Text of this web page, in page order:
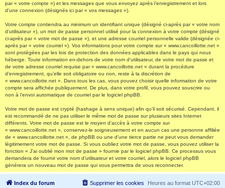
par « votre compte ») et les messages que vous envoyez après l’enregistrement et lors
d’une connexion (désignés ici par « vos messages »).
Votre compte contiendra au minimum un identifiant unique (désigné ci-après par « votre nom
d’utilisateur »), un mot de passe personnel utilisé pour la connexion à votre compte (désigné
ci-après par « votre mot de passe »), et une adresse courriel personnelle valide (désignée ci-
après par « votre courriel »). Vos informations pour votre compte sur « www.cancoillotte.net »
sont protégées par les lois de protection des données applicables dans le pays qui nous
héberge. Toute information en-dehors de votre nom d’utilisateur, de votre mot de passe et
de votre adresse courriel requise par « www.cancoillotte.net » durant la procédure
d’enregistrement, qu’elle soit obligatoire ou non, reste à la discrétion de
« www.cancoillotte.net ». Dans tous les cas, vous pouvez choisir quelle information de votre
compte sera affichée publiquement. De plus, dans votre profil, vous pouvez souscrire ou
non à l’envoi automatique de courriel par le logiciel phpBB.
Votre mot de passe est crypté (hashage à sens unique) afin qu’il soit sécurisé. Cependant, il
est recommandé de ne pas utiliser le même mot de passe sur plusieurs sites Internet
différents. Votre mot de passe est le moyen d’accès à votre compte sur
« www.cancoillotte.net », conservez-le soigneusement et en aucun cas une personne affiliée
de « www.cancoillotte.net », de phpBB ou une d’une tierce partie ne peut vous demander
légitimement votre mot de passe. Si vous oubliez votre mot de passe, vous pouvez utiliser la
fonction « J’ai oublié mon mot de passe » fournie par le logiciel phpBB. Ce processus vous
demandera de fournir votre nom d’utilisateur et votre courriel, alors le logiciel phpBB
générera un nouveau mot de passe qui vous permettra de vous reconnecter.
Index du forum Heures au format UTC+02:00
Supprimer les cookies